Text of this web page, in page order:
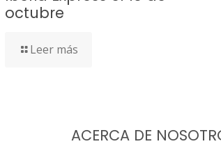
octubre
Leer más
ACERCA DE